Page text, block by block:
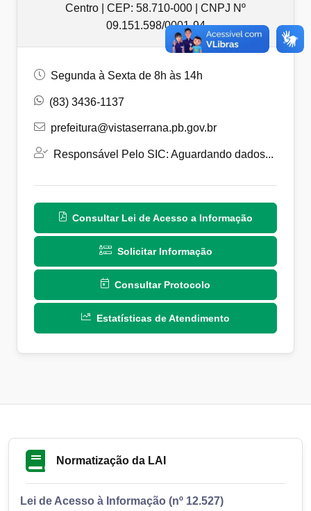
Centro | CEP: 58.710-000 | CNPJ Nº
09.151.598/0001-94
Segunda à Sexta de 8h às 14h
(83) 3436-1137
prefeitura@vistaserrana.pb.gov.br
Responsável Pelo SIC: Aguardando dados...
Consultar Lei de Acesso a Informação
Solicitar Informação
Consultar Protocolo
Estatísticas de Atendimento
Normatização da LAI
Lei de Acesso à Informação (nº 12.527)